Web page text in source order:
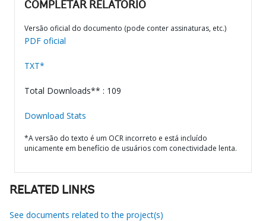
COMPLETAR RELATÓRIO
Versão oficial do documento (pode conter assinaturas, etc.)
PDF oficial
TXT*
Total Downloads** : 109
Download Stats
*A versão do texto é um OCR incorreto e está incluído
unicamente em benefício de usuários com conectividade lenta.
RELATED LINKS
See documents related to the project(s)